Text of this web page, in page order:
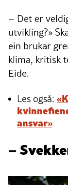
– Det er
utvikling?»
ein brukar
klima, kritisk
Eide.
Les også:
ansvar»
–